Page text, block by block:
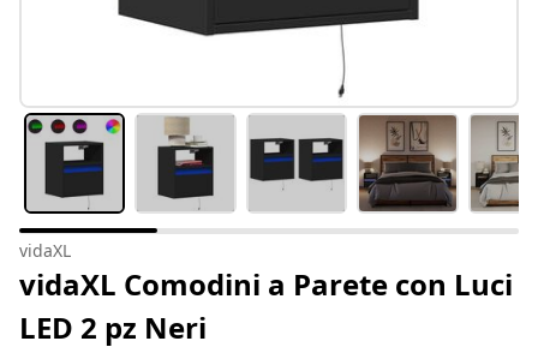
vidaXL
vidaXL Comodini a Parete con Luci
LED 2 pz Neri